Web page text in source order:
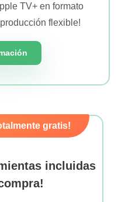
TV+ en formato
flexible!
gratis!
incluidas